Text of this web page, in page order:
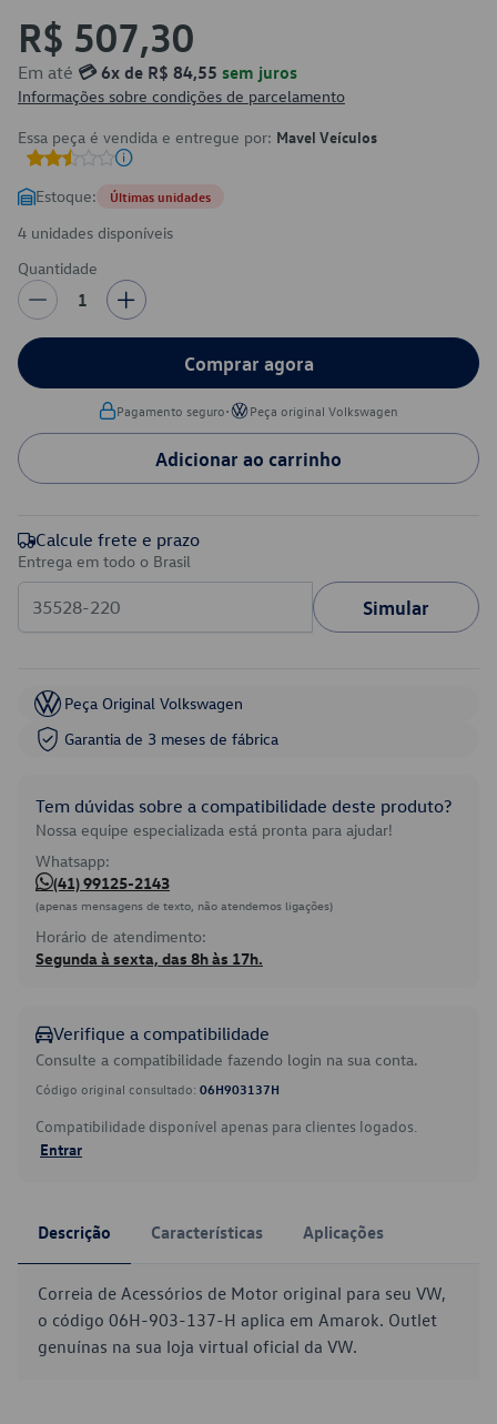
R$ 507,30
Em até 💳 6x de R$ 84,55 sem juros
Informações sobre condições de parcelamento
Essa peça é vendida e entregue por: Mavel Veículos
Estoque: Últimas unidades
4 unidades disponíveis
Quantidade
1
Comprar agora
Pagamento seguro• Peça original Volkswagen
Adicionar ao carrinho
Calcule frete e prazo
Entrega em todo o Brasil
Simular
Peça Original Volkswagen
Garantia de 3 meses de fábrica
Tem dúvidas sobre a compatibilidade deste produto?
Nossa equipe especializada está pronta para ajudar!
Whatsapp:
(41) 99125-2143
(apenas mensagens de texto, não atendemos ligações)
Horário de atendimento:
Segunda à sexta, das 8h às 17h.
Verifique a compatibilidade
Consulte a compatibilidade fazendo login na sua conta.
Código original consultado: 06H903137H
Compatibilidade disponível apenas para clientes logados.
Entrar
Descrição Características Aplicações
Correia de Acessórios de Motor original para seu VW,
o código 06H-903-137-H aplica em Amarok. Outlet
genuínas na sua loja virtual oficial da VW.